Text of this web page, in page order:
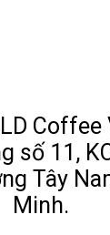
Coffee
số 11,
Tây
Minh.